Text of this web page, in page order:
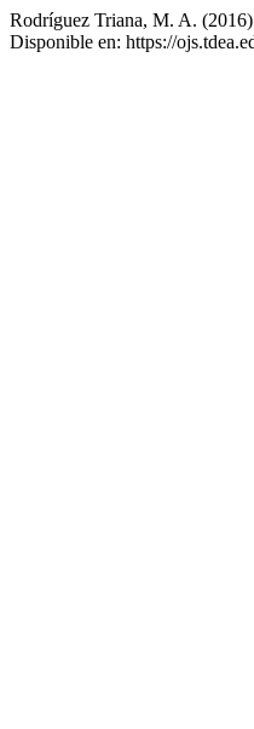
Rodríguez Triana, M. A.
Disponible en: https://